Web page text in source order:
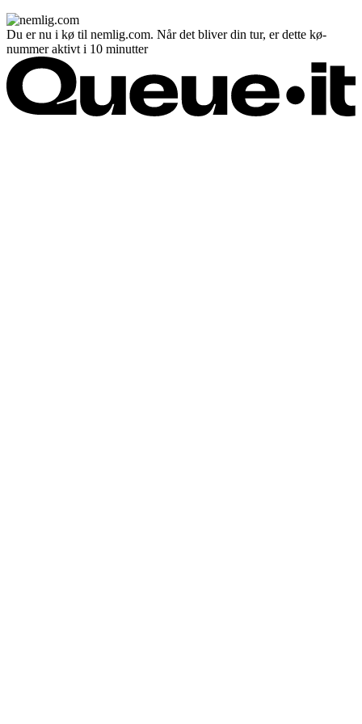
Du er nu i kø til nemlig.com. Når det bliver din tur, er dette kø-
nummer aktivt i 10 minutter